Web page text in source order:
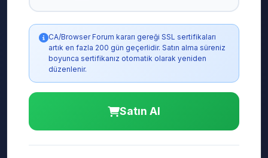
CA/Browser Forum kararı gereği SSL sertifikaları
artık en fazla 200 gün geçerlidir. Satın alma süreniz
boyunca sertifikanız otomatik olarak yeniden
düzenlenir.
Satın Al